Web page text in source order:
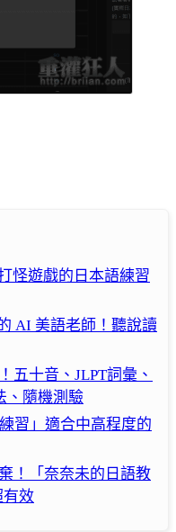
怪遊戲的日本語練習
AI 美語老師！聽說讀
五十音、JLPT詞彙、
、隨機測驗
習」適合中高程度的
！「奈奈未的日語教
有效